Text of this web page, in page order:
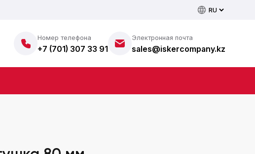
Номер телефона
+7 (701) 307 33 91
Электронная почта
sales@iskercompany.kz